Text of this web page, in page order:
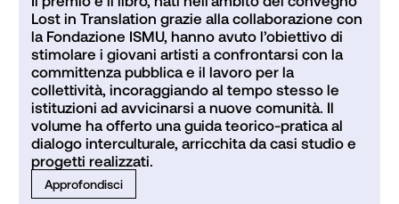
Lost in Translation grazie alla collaborazione con
la Fondazione ISMU, hanno avuto l’obiettivo di
stimolare i giovani artisti a confrontarsi con la
committenza pubblica e il lavoro per la
collettività, incoraggiando al tempo stesso le
istituzioni ad avvicinarsi a nuove comunità. Il
volume ha offerto una guida teorico-pratica al
dialogo interculturale, arricchita da casi studio e
progetti realizzati.
Approfondisci